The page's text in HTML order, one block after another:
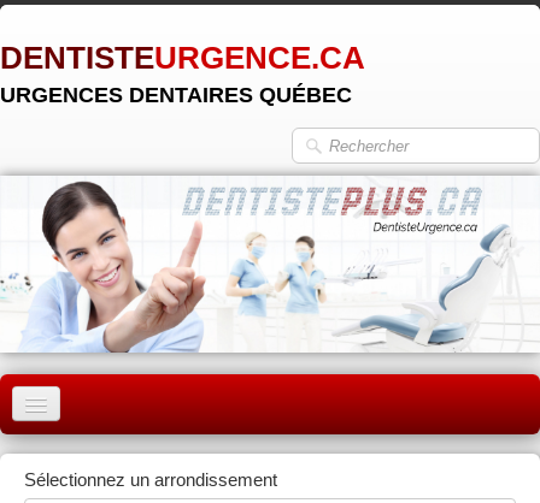
DENTISTEURGENCE.CA
URGENCES DENTAIRES QUÉBEC
ACCUEIL
MONTRÉAL
Sélectionnez un arrondissement